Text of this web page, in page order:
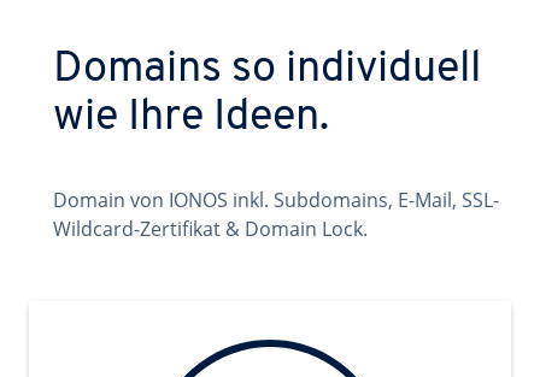
Domains so individuell
wie Ihre Ideen.
Domain von IONOS inkl. Subdomains, E-Mail, SSL-
Wildcard-Zertifikat & Domain Lock.